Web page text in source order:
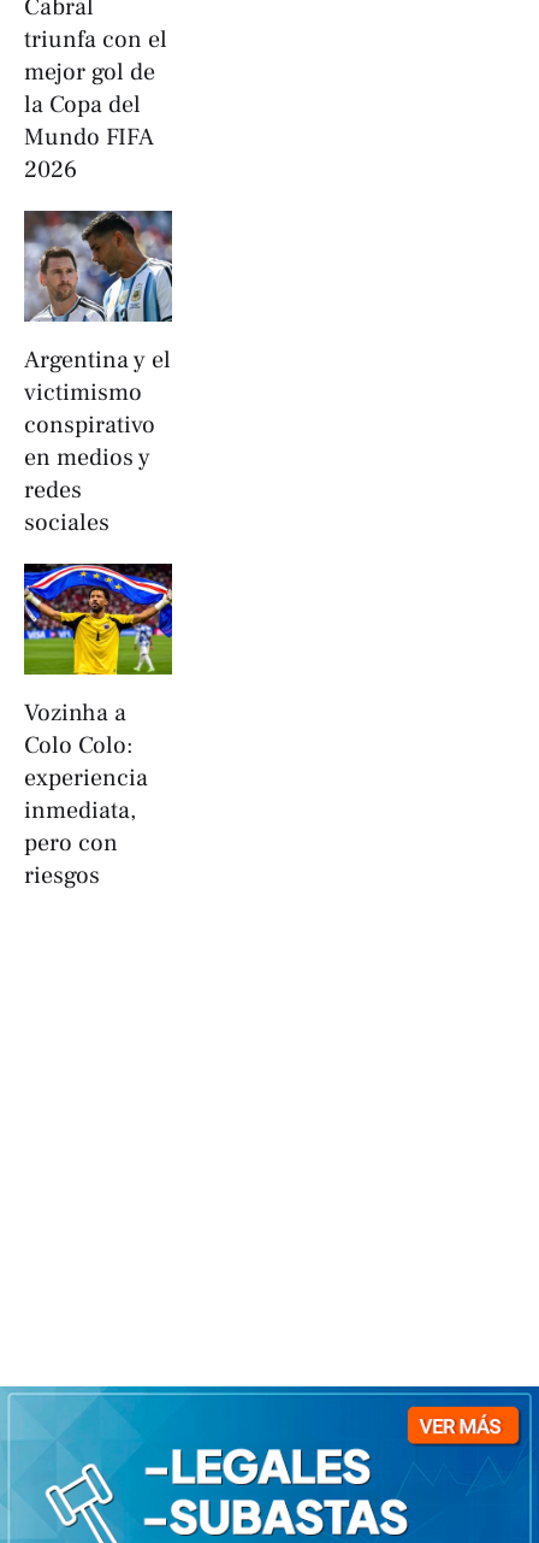
Cabral
triunfa con el
mejor gol de
la Copa del
Mundo FIFA
2026
Argentina y el
victimismo
conspirativo
en medios y
redes
sociales
Vozinha a
Colo Colo:
experiencia
inmediata,
pero con
riesgos